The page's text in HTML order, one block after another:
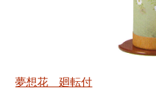
夢想花 廻転付